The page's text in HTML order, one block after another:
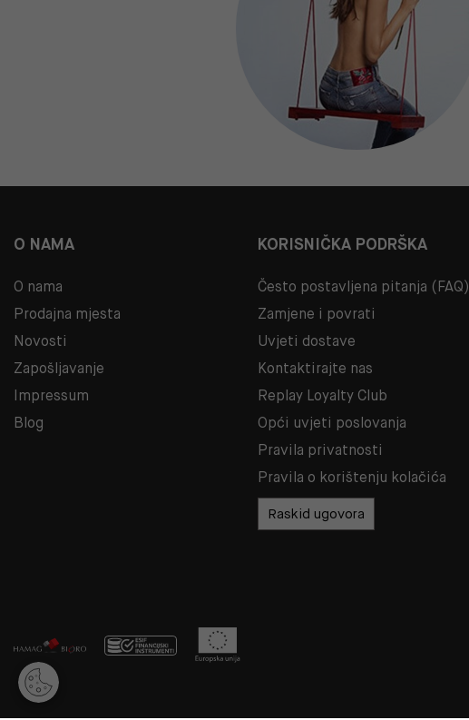
O NAMA
O nama
Prodajna mjesta
Novosti
Zapošljavanje
Impressum
Blog
KORISNIČKA PODRŠKA
Često postavljena pitanja (FAQ)
Zamjene i povrati
Uvjeti dostave
Kontaktirajte nas
Replay Loyalty Club
Opći uvjeti poslovanja
Pravila privatnosti
Pravila o korištenju kolačića
Raskid ugovora